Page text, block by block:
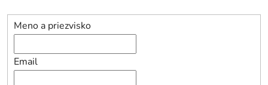
Meno a priezvisko
Email